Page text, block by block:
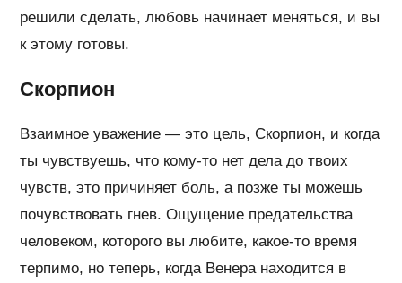
решили сделать, любовь начинает меняться, и вы
к этому готовы.
Скорпион
Взаимное уважение — это цель, Скорпион, и когда
ты чувствуешь, что кому-то нет дела до твоих
чувств, это причиняет боль, а позже ты можешь
почувствовать гнев. Ощущение предательства
человеком, которого вы любите, какое-то время
терпимо, но теперь, когда Венера находится в